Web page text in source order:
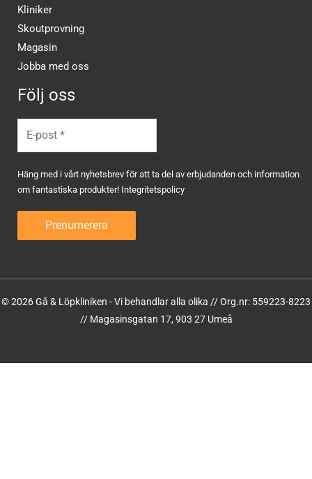
Kliniker
Skoutprovning
Magasin
Jobba med oss
Följ oss
Häng med i vårt nyhetsbrev för att ta del av erbjudanden och information
om fantastiska produkter! Integritetspolicy
© 2026 Gå & Löpkliniken - Vi behandlar alla olika // Org.nr: 559223-8223
// Magasinsgatan 17, 903 27 Umeå